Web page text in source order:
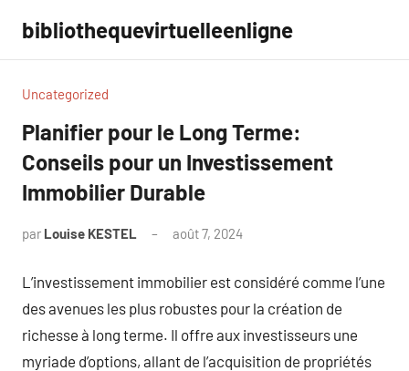
contenu
bibliothequevirtuelleenligne
Uncategorized
Planifier pour le Long Terme:
Conseils pour un Investissement
Immobilier Durable
par Louise KESTEL août 7, 2024
L’investissement immobilier est considéré comme l’une
des avenues les plus robustes pour la création de
richesse à long terme. Il offre aux investisseurs une
myriade d’options, allant de l’acquisition de propriétés